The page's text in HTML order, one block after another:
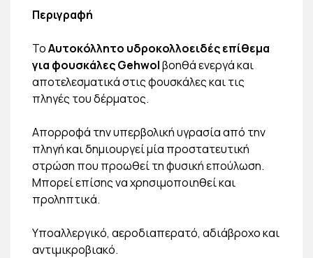
Περιγραφή
ΤοΑυτοκόλλητο υδροκολλοειδές επίθεμα
για φουσκάλες Gehwolβοηθά ενεργά και
αποτελεσματικά στις φουσκάλες και τις
πληγές του δέρματος.
Απορροφά την υπερβολική υγρασία από την
πληγή και δημιουργεί μία προστατευτική
στρώση που προωθεί τη φυσική επούλωση.
Μπορεί επίσης να χρησιμοποιηθεί και
προληπτικά.
Υποαλλεργικό, αεροδιαπερατό, αδιάβροχο και
αντιμικροβιακό.